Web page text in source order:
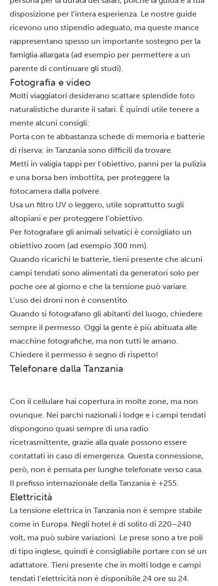
disposizione per l’intera esperienza. Le nostre guide
ricevono uno stipendio adeguato, ma queste mance
rappresentano spesso un importante sostegno per la
famiglia allargata (ad esempio per permettere a un
parente di continuare gli studi).
Fotografia e video
Molti viaggiatori desiderano scattare splendide foto
naturalistiche durante il safari. È quindi utile tenere a
mente alcuni consigli:
Porta con te abbastanza schede di memoria e batterie
di riserva: in Tanzania sono difficili da trovare.
Metti in valigia tappi per l’obiettivo, panni per la pulizia
e una borsa ben imbottita, per proteggere la
fotocamera dalla polvere.
Usa un filtro UV o leggero, utile soprattutto sugli
altopiani e per proteggere l’obiettivo.
Per fotografare gli animali selvatici è consigliato un
obiettivo zoom (ad esempio 300 mm).
Quando ricarichi le batterie, tieni presente che alcuni
campi tendati sono alimentati da generatori solo per
poche ore al giorno e che la tensione può variare.
L’uso dei droni non è consentito.
Quando si fotografano gli abitanti del luogo, chiedere
sempre il permesso. Oggi la gente è più abituata alle
macchine fotografiche, ma non tutti le amano.
Chiedere il permesso è segno di rispetto!
Telefonare dalla Tanzania
Con il cellulare hai copertura in molte zone, ma non
ovunque. Nei parchi nazionali i lodge e i campi tendati
dispongono quasi sempre di una radio
ricetrasmittente, grazie alla quale possono essere
contattati in caso di emergenza. Questa connessione,
però, non è pensata per lunghe telefonate verso casa.
Il prefisso internazionale della Tanzania è +255.
Elettricità
La tensione elettrica in Tanzania non è sempre stabile
come in Europa. Negli hotel è di solito di 220–240
volt, ma può subire variazioni. Le prese sono a tre poli
di tipo inglese, quindi è consigliabile portare con sé un
adattatore. Tieni presente che in molti lodge e campi
tendati l’elettricità non è disponibile 24 ore su 24.